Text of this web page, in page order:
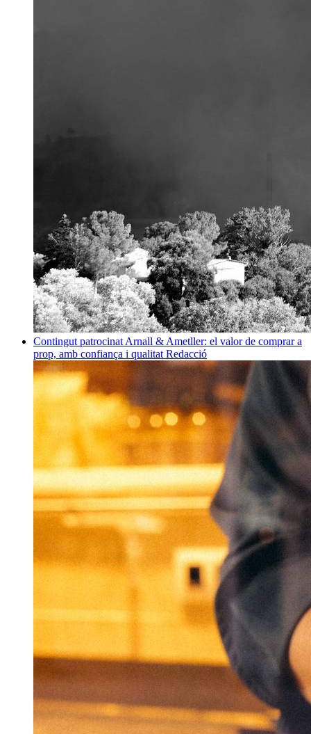
Contingut patrocinat Arnall & Ametller: el valor de comprar a
prop, amb confiança i qualitat Redacció